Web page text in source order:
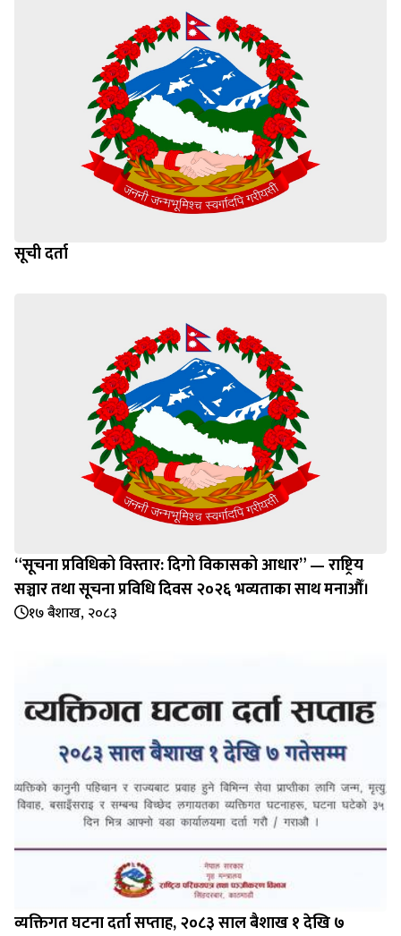
सूची दर्ता
“सूचना प्रविधिको विस्तार: दिगो विकासको आधार” — राष्ट्रिय
सञ्चार तथा सूचना प्रविधि दिवस २०२६ भव्यताका साथ मनाऔँ।
१७ बैशाख, २०८३
व्यक्तिगत घटना दर्ता सप्‍ताह, २०८३ साल बैशाख १ देखि ७